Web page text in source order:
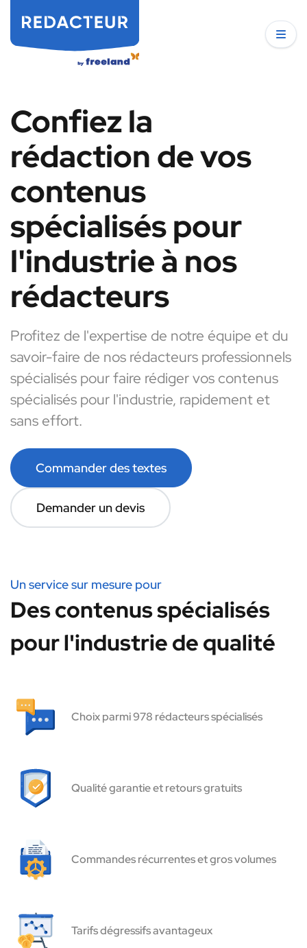
Confiez la
rédaction de vos
contenus
spécialisés pour
l'industrie à nos
rédacteurs
Profitez de l'expertise de notre équipe et du
savoir-faire de nos rédacteurs professionnels
spécialisés pour faire rédiger vos contenus
spécialisés pour l'industrie, rapidement et
sans effort.
Commander des textes
Demander un devis
Un service sur mesure pour
Des contenus spécialisés
pour l'industrie de qualité
Choix parmi 978 rédacteurs spécialisés
Qualité garantie et retours gratuits
Commandes récurrentes et gros volumes
Tarifs dégressifs avantageux